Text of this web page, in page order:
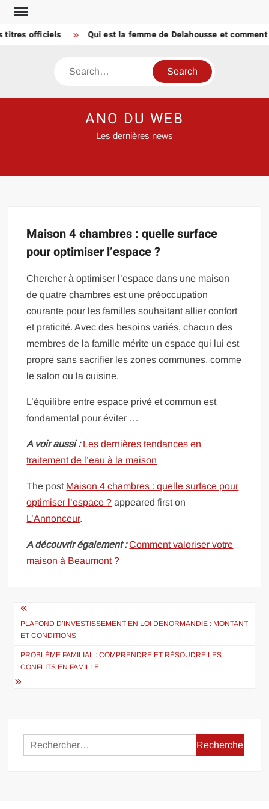
Skip
content
titres officiels Qui est la femme de Delahousse et
Search
ANO DU WEB
Les dernières news
Maison 4 chambres : quelle surface
pour optimiser l’espace ?
Chercher à optimiser l’espace dans une maison
de quatre chambres est une préoccupation
courante pour les familles souhaitant allier confort
et praticité. Avec des besoins variés, chacun des
membres de la famille mérite un espace qui lui est
propre sans sacrifier les zones communes, comme
le salon ou la cuisine.
L’équilibre entre espace privé et commun est
fondamental pour éviter …
A voir aussi : Les dernières tendances en
traitement de l’eau à la maison
The post Maison 4 chambres : quelle surface pour
optimiser l’espace ? appeared first on
L’Annonceur.
A découvrir également : Comment valoriser votre
maison à Beaumont ?
Navigation
de
l’article
PLAFOND D’INVESTISSEMENT EN LOI DENORMANDIE : MONTANT
ET CONDITIONS
PROBLÈME FAMILIAL : COMPRENDRE ET RÉSOUDRE LES
CONFLITS EN FAMILLE
Rechercher :